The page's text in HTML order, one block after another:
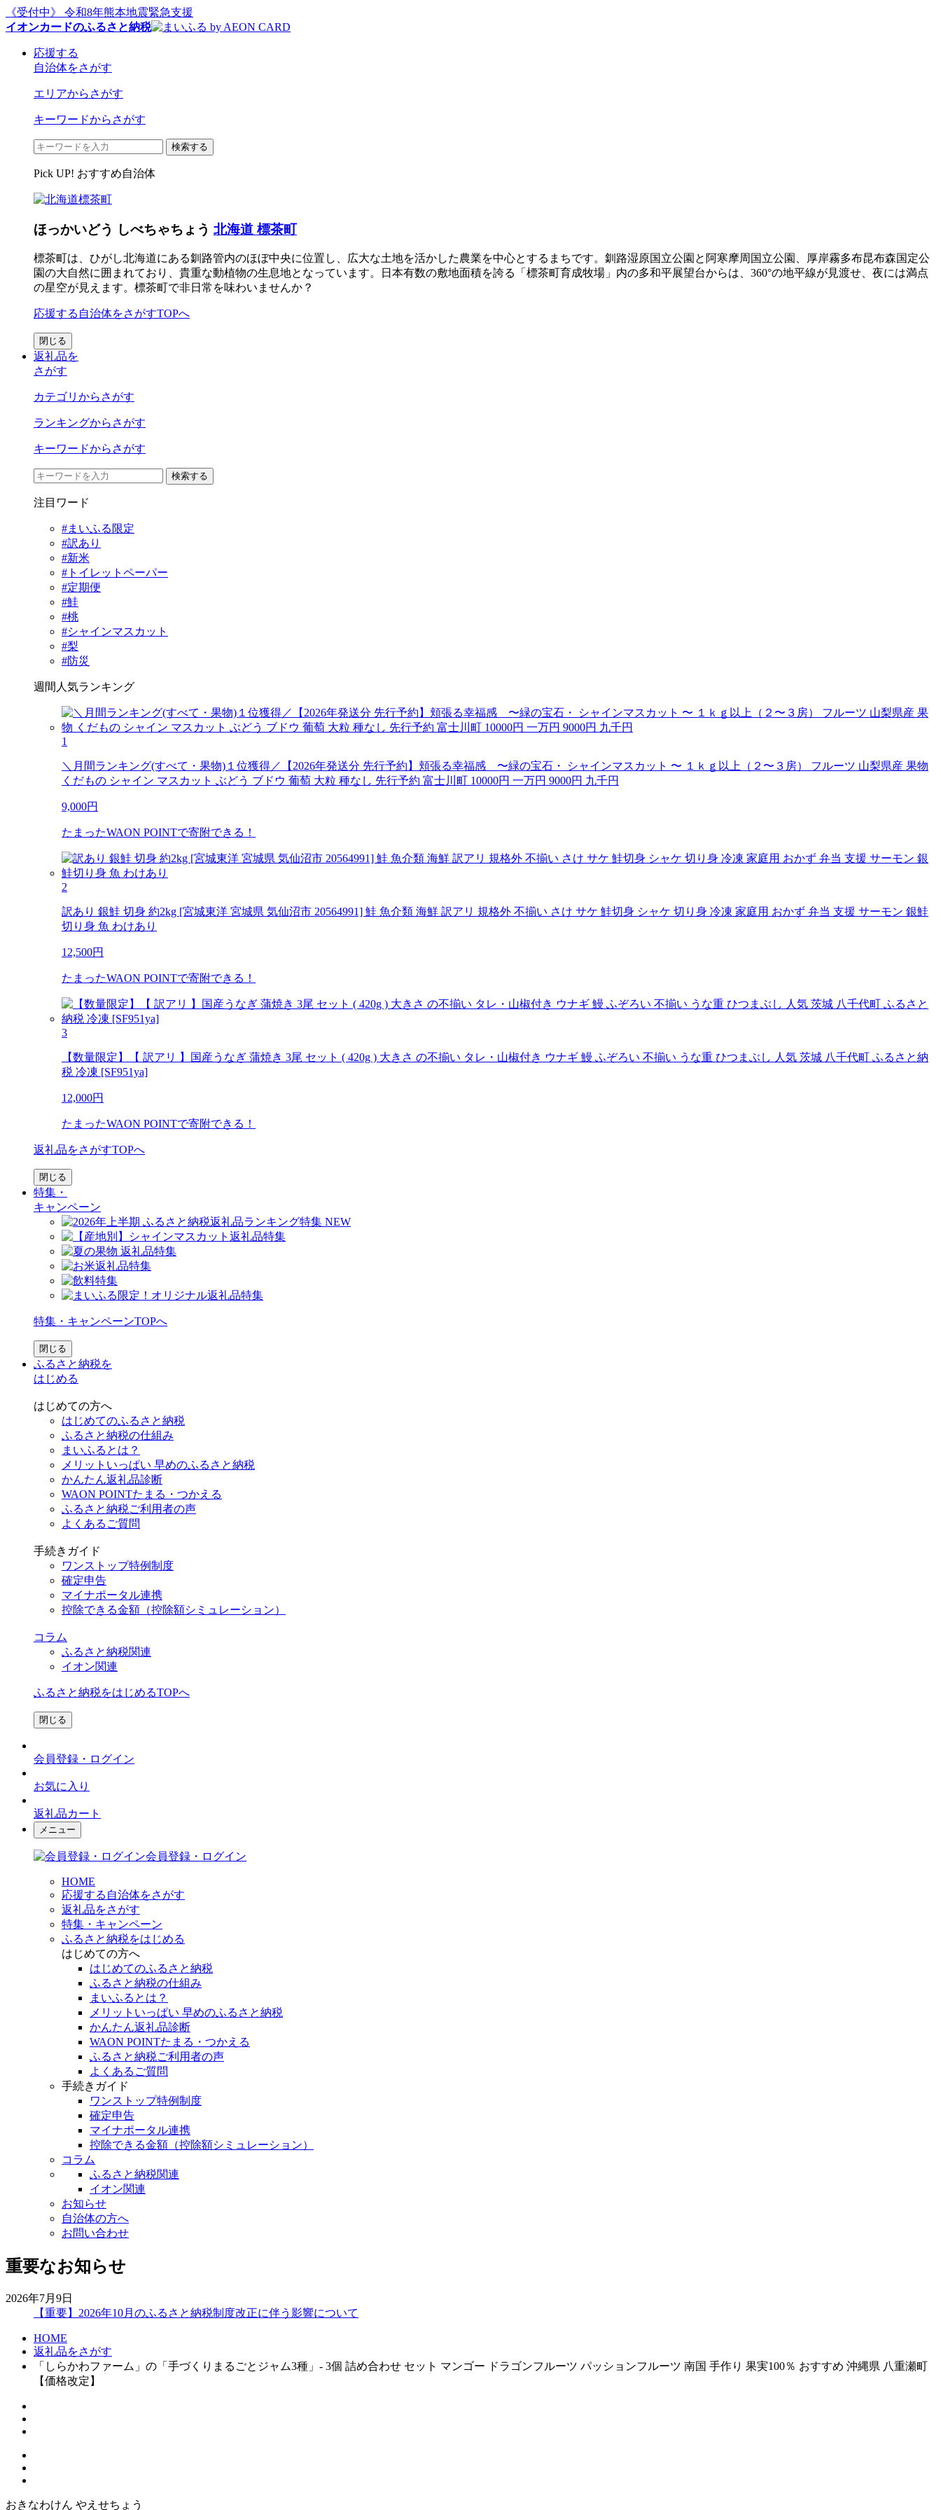
《受付中》 令和8年熊本地震緊急支援
イオンカードのふるさと納税
応援する
自治体をさがす
エリアからさがす
キーワードからさがす
検索する
Pick UP! おすすめ自治体
ほっかいどう しべちゃちょう 北海道 標茶町
標茶町は、ひがし北海道にある釧路管内のほぼ中央に位置し、広大な土地を活かした農業を中心とするまちです。釧路湿原国立公園と阿寒摩周国立公園、厚岸霧多布昆布森国定公
園の大自然に囲まれており、貴重な動植物の生息地となっています。日本有数の敷地面積を誇る「標茶町育成牧場」内の多和平展望台からは、360°の地平線が見渡せ、夜には満点
の星空が見えます。標茶町で非日常を味わいませんか？
応援する自治体をさがすTOPへ
閉じる
返礼品を
さがす
カテゴリからさがす
ランキングからさがす
キーワードからさがす
検索する
注目ワード
#まいふる限定
#訳あり
#新米
#トイレットペーパー
#定期便
#鮭
#桃
#シャインマスカット
#梨
#防災
週間人気ランキング
1
＼月間ランキング(すべて・果物)１位獲得／【2026年発送分 先行予約】頬張る幸福感 〜緑の宝石・ シャインマスカット 〜 １ｋｇ以上（２〜３房） フルーツ 山梨県産 果物
くだもの シャイン マスカット ぶどう ブドウ 葡萄 大粒 種なし 先行予約 富士川町 10000円 一万円 9000円 九千円
9,000円
たまったWAON POINTで寄附できる！
2
訳あり 銀鮭 切身 約2kg [宮城東洋 宮城県 気仙沼市 20564991] 鮭 魚介類 海鮮 訳アリ 規格外 不揃い さけ サケ 鮭切身 シャケ 切り身 冷凍 家庭用 おかず 弁当 支援 サーモン 銀鮭
切り身 魚 わけあり
12,500円
たまったWAON POINTで寄附できる！
3
【数量限定】【 訳アリ 】国産うなぎ 蒲焼き 3尾 セット ( 420g ) 大きさ の不揃い タレ・山椒付き ウナギ 鰻 ふぞろい 不揃い うな重 ひつまぶし 人気 茨城 八千代町 ふるさと納
税 冷凍 [SF951ya]
12,000円
たまったWAON POINTで寄附できる！
返礼品をさがすTOPへ
閉じる
特集・
キャンペーン
NEW
特集・キャンペーンTOPへ
閉じる
ふるさと納税を
はじめる
はじめての方へ
はじめてのふるさと納税
ふるさと納税の仕組み
まいふるとは？
メリットいっぱい 早めのふるさと納税
かんたん返礼品診断
WAON POINTたまる・つかえる
ふるさと納税ご利用者の声
よくあるご質問
手続きガイド
ワンストップ特例制度
確定申告
マイナポータル連携
控除できる金額（控除額シミュレーション）
コラム
ふるさと納税関連
イオン関連
ふるさと納税をはじめるTOPへ
閉じる
会員登録・ログイン
お気に入り
返礼品カート
メニュー
会員登録・ログイン
HOME
応援する自治体をさがす
返礼品をさがす
特集・キャンペーン
ふるさと納税をはじめる
はじめての方へ
はじめてのふるさと納税
ふるさと納税の仕組み
まいふるとは？
メリットいっぱい 早めのふるさと納税
かんたん返礼品診断
WAON POINTたまる・つかえる
ふるさと納税ご利用者の声
よくあるご質問
手続きガイド
ワンストップ特例制度
確定申告
マイナポータル連携
控除できる金額（控除額シミュレーション）
コラム
ふるさと納税関連
イオン関連
お知らせ
自治体の方へ
お問い合わせ
重要なお知らせ
2026年7月9日
【重要】2026年10月のふるさと納税制度改正に伴う影響について
HOME
返礼品をさがす
「しらかわファーム」の「手づくりまるごとジャム3種」- 3個 詰め合わせ セット マンゴー ドラゴンフルーツ パッションフルーツ 南国 手作り 果実100％ おすすめ 沖縄県 八重瀬町
【価格改定】
おきなわけん やえせちょう